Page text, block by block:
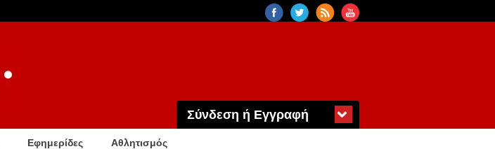
Σύνδεση ή Εγγραφή
Εφημερίδες Αθλητισμός